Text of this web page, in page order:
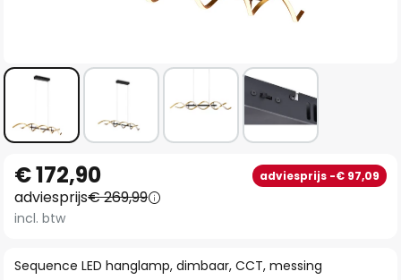
naar
het
begin
de
Sequence LED hanglamp, dimbaar, CCT, messing
€ 172,90 adviesprijs -€ 97,09
adviesprijs€ 269,99
incl. btw